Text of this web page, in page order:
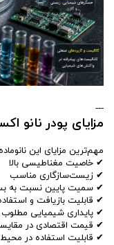
---
مزایای پودر نانو
مهم‌ترین مزایای این
✔ خاصیت مغناطیسی بالا
✔ زیست‌سازگاری مناسب
✔ سمیت پایین نسبت به
✔ قابلیت بازیافت و
✔ پایداری شیمیایی مطلوب
✔ قیمت اقتصادی در مقایسه
✔ قابلیت استفاده در